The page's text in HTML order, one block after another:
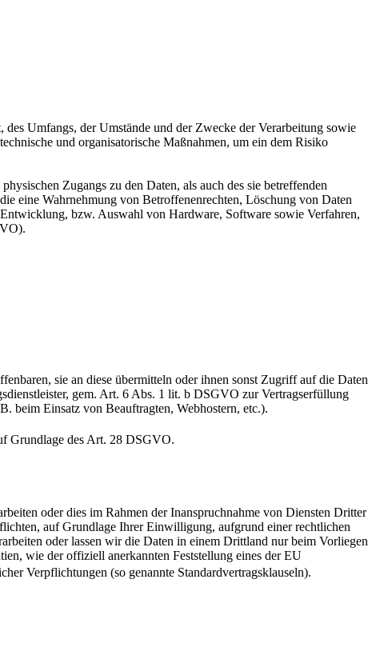
Umfangs, der Umstände und der Zwecke der Verarbeitung sowie
und organisatorische Maßnahmen, um ein dem Risiko
Zugangs zu den Daten, als auch des sie betreffenden
eine Wahrnehmung von Betroffenenrechten, Löschung von Daten
bzw. Auswahl von Hardware, Software sowie Verfahren,
sie an diese übermitteln oder ihnen sonst Zugriff auf die Daten
gem. Art. 6 Abs. 1 lit. b DSGVO zur Vertragserfüllung
beim Einsatz von Beauftragten, Webhostern, etc.).
Grundlage des Art. 28 DSGVO.
oder dies im Rahmen der Inanspruchnahme von Diensten Dritter
auf Grundlage Ihrer Einwilligung, aufgrund einer rechtlichen
oder lassen wir die Daten in einem Drittland nur beim Vorliegen
wie der offiziell anerkannten Feststellung eines der EU
Verpflichtungen (so genannte Standardvertragsklauseln).